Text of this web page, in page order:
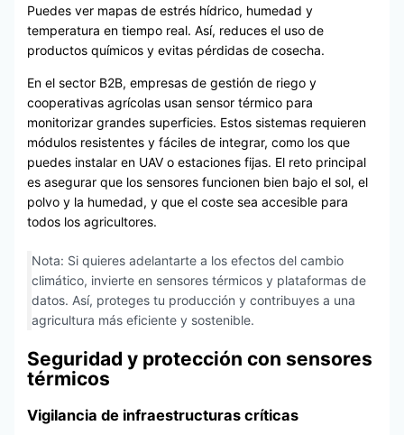
Puedes ver mapas de estrés hídrico, humedad y
temperatura en tiempo real. Así, reduces el uso de
productos químicos y evitas pérdidas de cosecha.
En el sector B2B, empresas de gestión de riego y
cooperativas agrícolas usan sensor térmico para
monitorizar grandes superficies. Estos sistemas requieren
módulos resistentes y fáciles de integrar, como los que
puedes instalar en UAV o estaciones fijas. El reto principal
es asegurar que los sensores funcionen bien bajo el sol, el
polvo y la humedad, y que el coste sea accesible para
todos los agricultores.
Nota: Si quieres adelantarte a los efectos del cambio
climático, invierte en sensores térmicos y plataformas de
datos. Así, proteges tu producción y contribuyes a una
agricultura más eficiente y sostenible.
Seguridad y protección con sensores
térmicos
Vigilancia de infraestructuras críticas